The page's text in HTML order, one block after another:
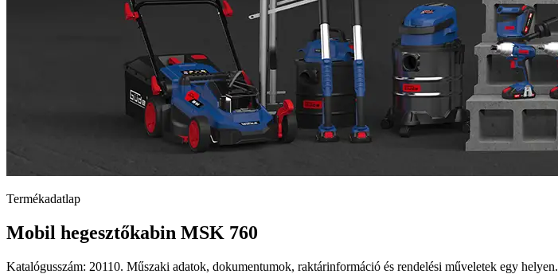
Termékadatlap
Mobil hegesztőkabin MSK 760
Katalógusszám: 20110. Műszaki adatok, dokumentumok, raktárinformáció és rendelési műveletek egy helyen.